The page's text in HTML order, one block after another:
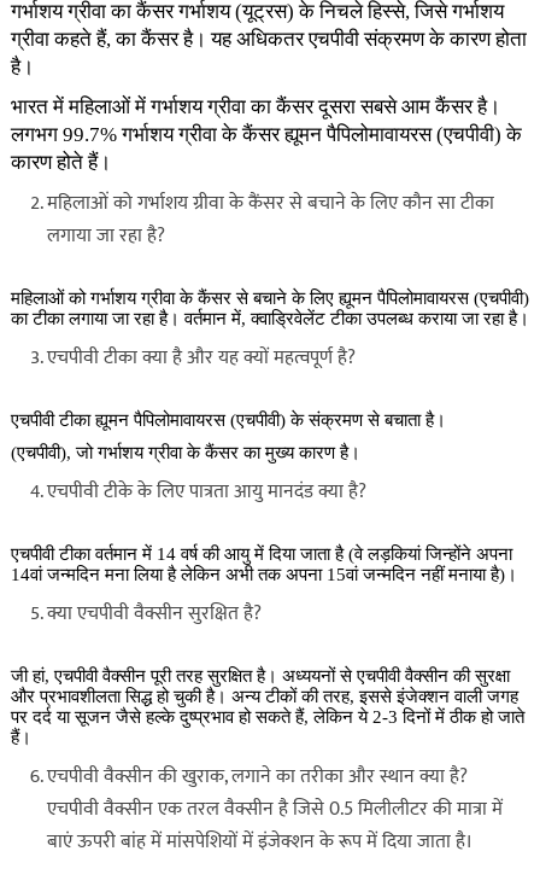
गर्भाशय ग्रीवा का कैंसर गर्भाशय (यूट्रस) के निचले हिस्से, जिसे गर्भाशय
ग्रीवा कहते हैं, का कैंसर है। यह अधिकतर एचपीवी संक्रमण के कारण होता
है।
भारत में महिलाओं में गर्भाशय ग्रीवा का कैंसर दूसरा सबसे आम कैंसर है।
लगभग 99.7% गर्भाशय ग्रीवा के कैंसर ह्यूमन पैपिलोमावायरस (एचपीवी) के
कारण होते हैं।
महिलाओं को गर्भाशय ग्रीवा के कैंसर से बचाने के लिए कौन सा टीका
लगाया जा रहा है?
महिलाओं को गर्भाशय ग्रीवा के कैंसर से बचाने के लिए ह्यूमन पैपिलोमावायरस (एचपीवी)
का टीका लगाया जा रहा है। वर्तमान में, क्वाड्रिवेलेंट टीका उपलब्ध कराया जा रहा है।
एचपीवी टीका क्या है और यह क्यों महत्वपूर्ण है?
एचपीवी टीका ह्यूमन पैपिलोमावायरस (एचपीवी) के संक्रमण से बचाता है।
(एचपीवी), जो गर्भाशय ग्रीवा के कैंसर का मुख्य कारण है।
एचपीवी टीके के लिए पात्रता आयु मानदंड क्या है?
एचपीवी टीका वर्तमान में 14 वर्ष की आयु में दिया जाता है (वे लड़कियां जिन्होंने अपना
14वां जन्मदिन मना लिया है लेकिन अभी तक अपना 15वां जन्मदिन नहीं मनाया है)।
क्या एचपीवी वैक्सीन सुरक्षित है?
जी हां, एचपीवी वैक्सीन पूरी तरह सुरक्षित है। अध्ययनों से एचपीवी वैक्सीन की सुरक्षा
और प्रभावशीलता सिद्ध हो चुकी है। अन्य टीकों की तरह, इससे इंजेक्शन वाली जगह
पर दर्द या सूजन जैसे हल्के दुष्प्रभाव हो सकते हैं, लेकिन ये 2-3 दिनों में ठीक हो जाते
हैं।
एचपीवी वैक्सीन की खुराक, लगाने का तरीका और स्थान क्या है?
एचपीवी वैक्सीन एक तरल वैक्सीन है जिसे 0.5 मिलीलीटर की मात्रा में
बाएं ऊपरी बांह में मांसपेशियों में इंजेक्शन के रूप में दिया जाता है।